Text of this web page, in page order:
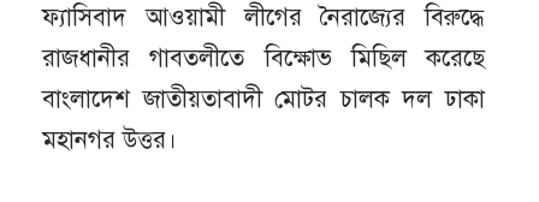
ফ্যাসিবাদ আওয়ামী লীগের নৈরাজ্যের বিরুদ্ধে
রাজধানীর গাবতলীতে বিক্ষোভ মিছিল করেছে
বাংলাদেশ জাতীয়তাবাদী মোটর চালক দল ঢাকা
মহানগর উত্তর।